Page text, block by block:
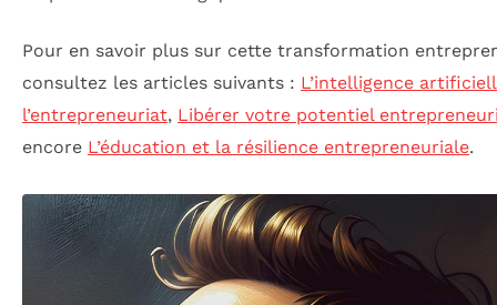
Pour en savoir plus sur cette transformation
consultez les articles suivants : L’intelligence
l’entrepreneuriat, Libérer votre potentiel
encore L’éducation et la résilience entrepreneuriale.